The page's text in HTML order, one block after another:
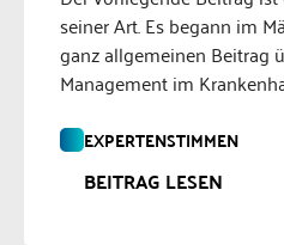
seiner Art. Es begann im
ganz allgemeinen Beitrag
Management im
EXPERTENSTIMMEN
BEITRAG LESEN